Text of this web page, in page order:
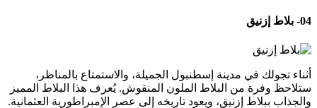
04- بلاط إزنيق
أثناء تجولك في مدينة إسطنبول الجميلة، والاستمتاع بالمناظر،
ستلاحظ وفرة من البلاط الملون المنقوش. يُعرف هذا البلاط المميز
والجذاب ببلاط إزنيق، ويعود تاريخه إلى عصر الإمبراطورية العثمانية.